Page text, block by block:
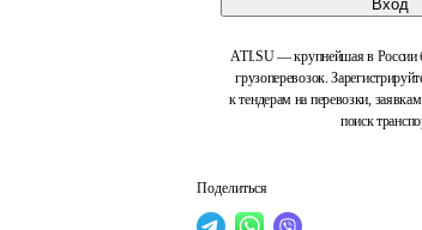
Вход
ATI.SU — крупнейшая в России
грузоперевозок.
к тендерам на перевозки,
поиск
Поделиться